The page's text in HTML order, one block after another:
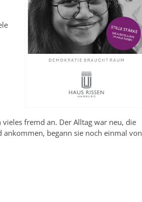
fremd an. Der Alltag war neu, die
begann sie noch einmal von